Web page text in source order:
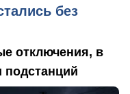
без
отключения, в
подстанций